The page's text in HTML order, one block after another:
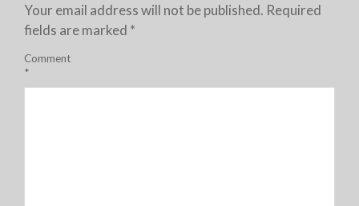
Your email address will not be published. Required
fields are marked *
Comment
*